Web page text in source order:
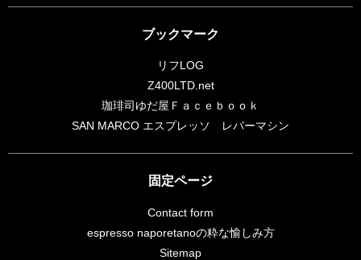
ブックマーク
リフLOG
Z400LTD.net
珈琲司ゆだ屋Ｆａｃｅｂｏｏｋ
SAN MARCO エスプレッソ レバーマシン
固定ページ
Contact form
espresso naporetanoの粋な愉しみ方
Sitemap